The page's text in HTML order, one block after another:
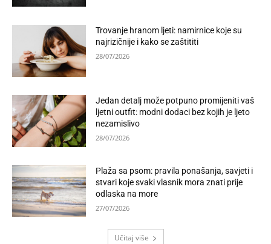
Trovanje hranom ljeti: namirnice koje su
najrizičnije i kako se zaštititi
28/07/2026
Jedan detalj može potpuno promijeniti vaš
ljetni outfit: modni dodaci bez kojih je ljeto
nezamislivo
28/07/2026
Plaža sa psom: pravila ponašanja, savjeti i
stvari koje svaki vlasnik mora znati prije
odlaska na more
27/07/2026
Učitaj više